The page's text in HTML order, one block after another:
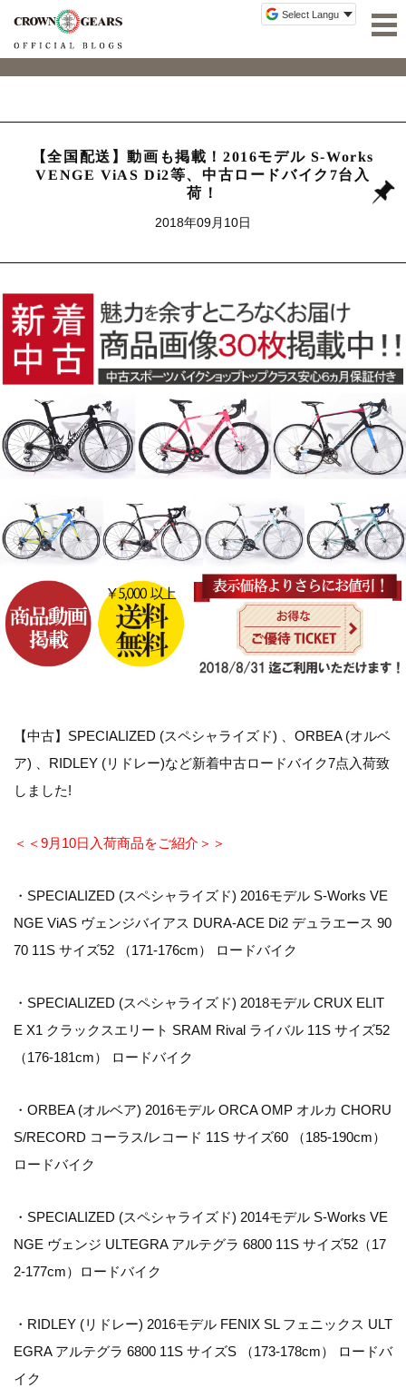
【全国配送】動画も掲載！2016モデル S-Works
VENGE ViAS Di2等、中古ロードバイク7台入
荷！
2018年09月10日
【中古】SPECIALIZED (スペシャライズド) 、ORBEA (オルベ
ア) 、RIDLEY (リドレー)など新着中古ロードバイク7点入荷致
しました!
＜＜9月10日入荷商品をご紹介＞＞
・SPECIALIZED (スペシャライズド) 2016モデル S-Works VE
NGE ViAS ヴェンジバイアス DURA-ACE Di2 デュラエース 90
70 11S サイズ52 （171-176cm） ロードバイク
・SPECIALIZED (スペシャライズド) 2018モデル CRUX ELIT
E X1 クラックスエリート SRAM Rival ライバル 11S サイズ52
（176-181cm） ロードバイク
・ORBEA (オルベア) 2016モデル ORCA OMP オルカ CHORU
S/RECORD コーラス/レコード 11S サイズ60 （185-190cm）
ロードバイク
・SPECIALIZED (スペシャライズド) 2014モデル S-Works VE
NGE ヴェンジ ULTEGRA アルテグラ 6800 11S サイズ52（17
2-177cm）ロードバイク
・RIDLEY (リドレー) 2016モデル FENIX SL フェニックス ULT
EGRA アルテグラ 6800 11S サイズS （173-178cm） ロードバ
イク